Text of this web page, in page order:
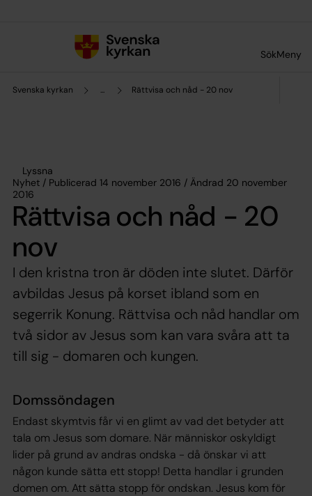
SökMeny
Svenska kyrkan ... Rättvisa och nåd - 20 nov
Lyssna
Nyhet / Publicerad 14 november 2016 / Ändrad 20 november
2016
Rättvisa och nåd - 20
nov
I den kristna tron är döden inte slutet. Därför
avbildas Jesus på korset ibland som en
segerrik Konung. Rättvisa och nåd handlar om
två sidor av Jesus som kan vara svåra att ta
till sig - domaren och kungen.
Domssöndagen
Endast skymtvis får vi en glimt av vad det betyder att
tala om Jesus som domare. När människor oskyldigt
lider på grund av andras ondska - då önskar vi att
någon kunde sätta ett stopp! Detta handlar i grunden
domen om. Att sätta stopp för ondskan. Jesus kom för